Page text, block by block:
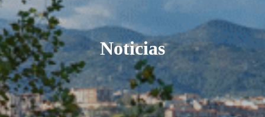
Noticias